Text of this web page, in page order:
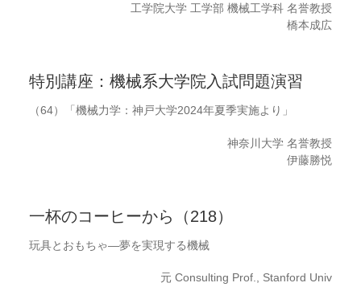
工学院大学 工学部 機械工学科 名誉教授
橋本成広
特別講座：機械系大学院入試問題演習
（64）「機械力学：神戸大学2024年夏季実施より」
神奈川大学 名誉教授
伊藤勝悦
一杯のコーヒーから（218）
玩具とおもちゃ―夢を実現する機械
元 Consulting Prof., Stanford Univ